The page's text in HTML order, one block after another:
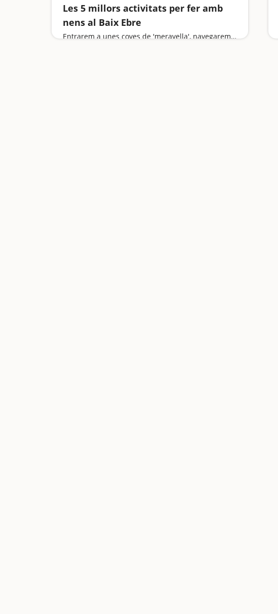
Les 5 millors activitats per fer amb
nens al Baix Ebre
Entrarem a unes coves de 'meravella', navegarem per l'Ebre amb kayak, farem un tram de Camí de ronda a l'Ametlla, i viurem experiències al Delta de l'Ebre